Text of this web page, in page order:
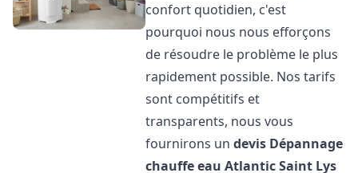
confort quotidien, c'est
pourquoi nous nous efforçons
de résoudre le problème le plus
rapidement possible. Nos tarifs
sont compétitifs et
transparents, nous vous
fournirons undevis Dépannage
chauffe eau AtlanticSaint Lys